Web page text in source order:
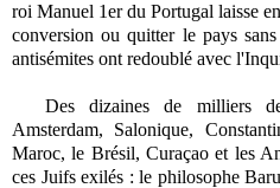
roi Manuel 1er du Portugal laisse
conversion ou quitter le pays
antisémites ont redoublé avec
Des dizaines de milliers
Amsterdam, Salonique,
Maroc, le Brésil, Curaçao et les
ces Juifs exilés : le philosophe